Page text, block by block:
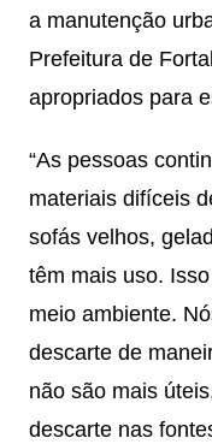
a manutenção
Prefeitura de
apropriados para
“As pessoas
materiais difíceis
sofás velhos,
têm mais uso.
meio ambiente.
descarte de
não são mais
descarte nas